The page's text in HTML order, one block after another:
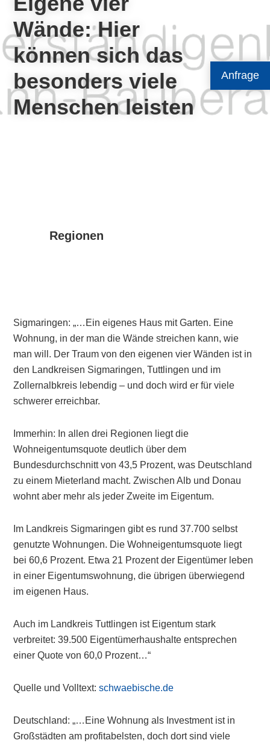
Anfrage
Wände: Hier
können sich das
besonders viele
Menschen leisten
Regionen
Sigmaringen: „…Ein eigenes Haus mit Garten. Eine
Wohnung, in der man die Wände streichen kann, wie
man will. Der Traum von den eigenen vier Wänden ist in
den Landkreisen Sigmaringen, Tuttlingen und im
Zollernalbkreis lebendig – und doch wird er für viele
schwerer erreichbar.
Immerhin: In allen drei Regionen liegt die
Wohneigentumsquote deutlich über dem
Bundesdurchschnitt von 43,5 Prozent, was Deutschland
zu einem Mieterland macht. Zwischen Alb und Donau
wohnt aber mehr als jeder Zweite im Eigentum.
Im Landkreis Sigmaringen gibt es rund 37.700 selbst
genutzte Wohnungen. Die Wohneigentumsquote liegt
bei 60,6 Prozent. Etwa 21 Prozent der Eigentümer leben
in einer Eigentumswohnung, die übrigen überwiegend
im eigenen Haus.
Auch im Landkreis Tuttlingen ist Eigentum stark
verbreitet: 39.500 Eigentümerhaushalte entsprechen
einer Quote von 60,0 Prozent…“
Quelle und Volltext:schwaebische.de
Deutschland: „…Eine Wohnung als Investment ist in
Großstädten am profitabelsten, doch dort sind viele